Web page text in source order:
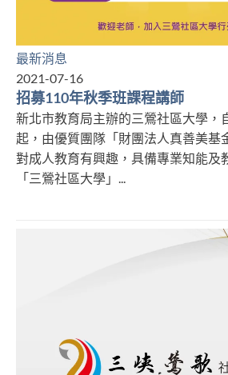
最新消息
2021-07-16
招募110年秋季班課程講師
新北市教育局主辦的三鶯社區大學，
起，由優質團隊「財團法人真善美基
對成人教育有興趣，具備專業知能及
「三鶯社區大學」...